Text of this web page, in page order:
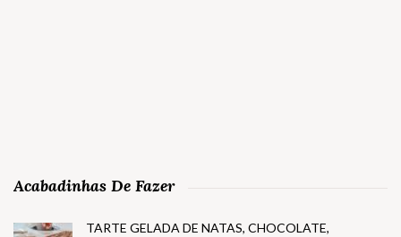
Acabadinhas De Fazer
TARTE GELADA DE NATAS, CHOCOLATE,